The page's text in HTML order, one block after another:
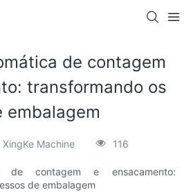
de contagem
transformando os
embalagem
XingKe Machine 116
de contagem e ensacamento:
de embalagem